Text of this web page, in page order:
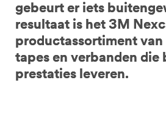
gebeurt er iets
resultaat is het 3M
productassortiment van
tapes en verbanden die
prestaties leveren.